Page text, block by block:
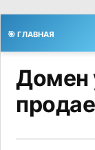
🎯 ГЛАВНАЯ
Домен